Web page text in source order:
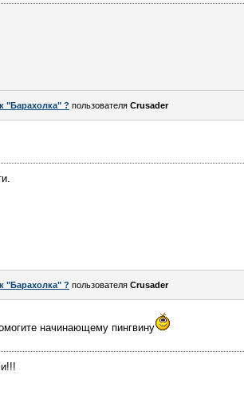
"Барахолка" ? пользователя Crusader
"Барахолка" ? пользователя Crusader
начинающему пингвину